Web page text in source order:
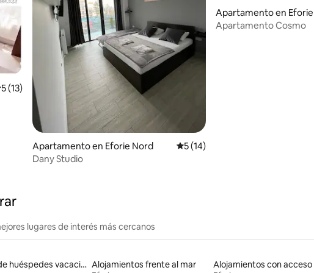
promedio: 5 de 5, 13 reseñas
5 (13)
Apartamento en Eforie Nord Calificación promedio: 5 de 5, 14
5 (14)
Dany Studio
Apartamento en
Apartamento Cosmo
lugares de interés más cercanos
Casas de huéspedes vacacionales Alojamientos frente al mar